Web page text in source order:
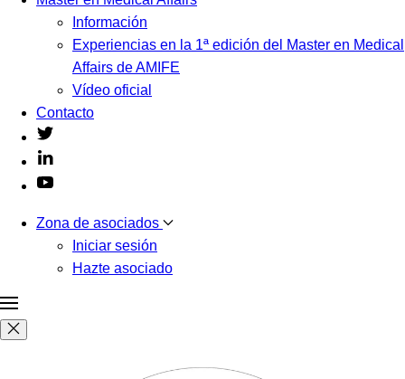
Información
Experiencias en la 1ª edición del Master en Medical
Affairs de AMIFE
Vídeo oficial
Contacto
Zona de asociados
Iniciar sesión
Hazte asociado